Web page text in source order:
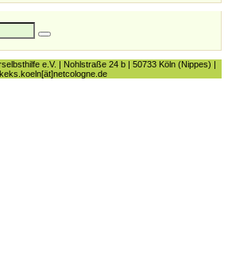
e.V. | Nohlstraße 24 b | 50733 Köln (Nippes) |